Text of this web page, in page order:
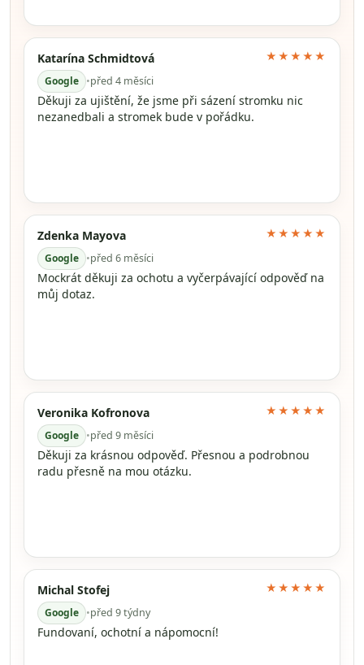
Katarína Schmidtová
Google •před 4 měsíci
★★★★★
Děkuji za ujištění, že jsme při sázení stromku nic
nezanedbali a stromek bude v pořádku.
Zdenka Mayova
Google •před 6 měsíci
★★★★★
Mockrát děkuji za ochotu a vyčerpávající odpověď na
můj dotaz.
Veronika Kofronova
Google •před 9 měsíci
★★★★★
Děkuji za krásnou odpověď. Přesnou a podrobnou
radu přesně na mou otázku.
Michal Stofej
Google •před 9 týdny
★★★★★
Fundovaní, ochotní a nápomocní!